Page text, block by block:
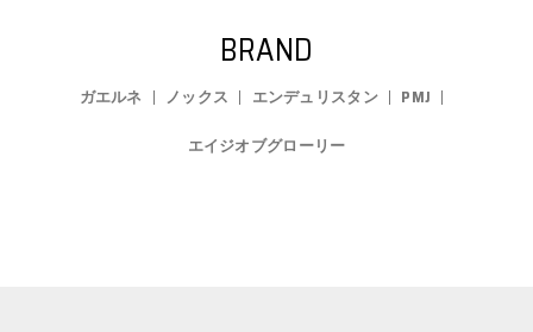
BRAND
ガエルネ ノックス エンデュリスタン
PMJ
エイジオブグローリー